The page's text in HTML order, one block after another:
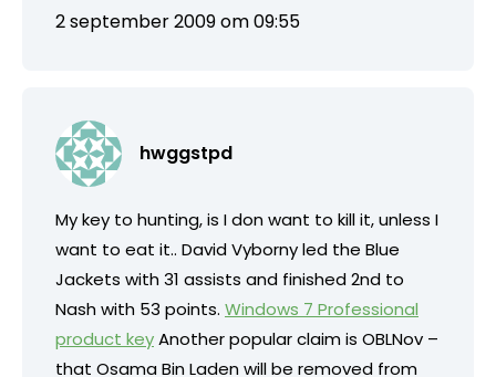
2 september 2009 om 09:55
hwggstpd
My key to hunting, is I don want to kill it, unless I
want to eat it.. David Vyborny led the Blue
Jackets with 31 assists and finished 2nd to
Nash with 53 points. Windows 7 Professional
product keyAnother popular claim is OBLNov –
that Osama Bin Laden will be removed from